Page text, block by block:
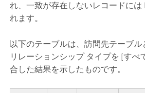
れ、一致が存在しないレコードには
れます。
以下のテーブルは、訪問先テーブ
リレーションシップ タイプを [すべ
合した結果を示したものです。